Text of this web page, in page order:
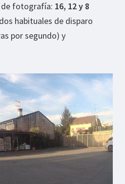
fotografía: 16, 12 y 8
habituales de disparo
por segundo) y